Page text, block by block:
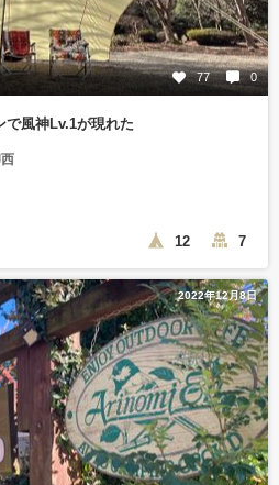
77 0
風神Lv.1が現れた
12 7
2022年12月8日